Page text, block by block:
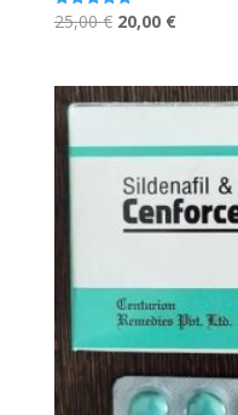
Ocjenjeno
5.00
25,00€ Original
25,00 €.
20,00 €Current
20,00 €.